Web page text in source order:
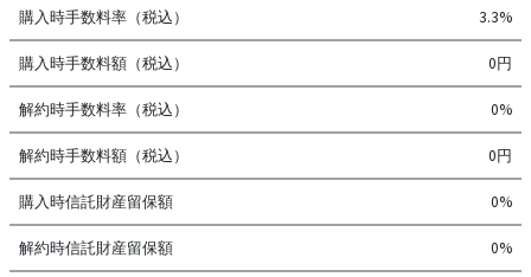
購入時手数料率（税込） 3.3%
購入時手数料額（税込） 0円
解約時手数料率（税込） 0%
解約時手数料額（税込） 0円
購入時信託財産留保額 0%
解約時信託財産留保額 0%